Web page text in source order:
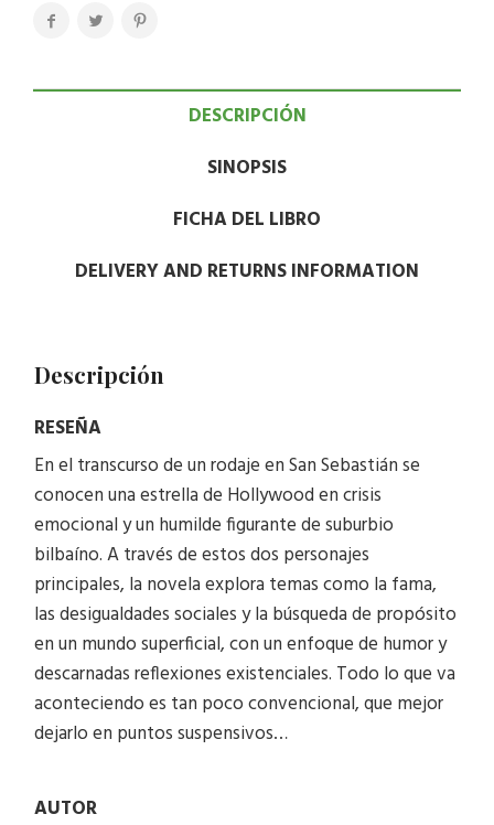
DESCRIPCIÓN
SINOPSIS
FICHA DEL LIBRO
DELIVERY AND RETURNS INFORMATION
Descripción
RESEÑA
En el transcurso de un rodaje en San Sebastián se
conocen una estrella de Hollywood en crisis
emocional y un humilde figurante de suburbio
bilbaíno. A través de estos dos personajes
principales, la novela explora temas como la fama,
las desigualdades sociales y la búsqueda de propósito
en un mundo superficial, con un enfoque de humor y
descarnadas reflexiones existenciales. Todo lo que va
aconteciendo es tan poco convencional, que mejor
dejarlo en puntos suspensivos…
AUTOR